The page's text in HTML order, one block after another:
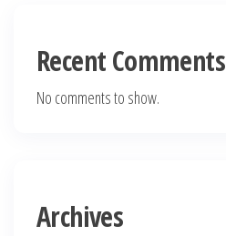
Recent Comments
No comments to show.
Archives